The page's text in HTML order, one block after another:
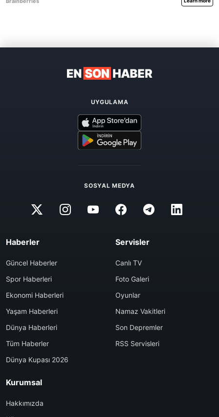
UYGULAMA
SOSYAL MEDYA
Haberler
Güncel Haberler
Spor Haberleri
Ekonomi Haberleri
Yaşam Haberleri
Dünya Haberleri
Tüm Haberler
Dünya Kupası 2026
Servisler
Canlı TV
Foto Galeri
Oyunlar
Namaz Vakitleri
Son Depremler
RSS Servisleri
Kurumsal
Hakkımızda